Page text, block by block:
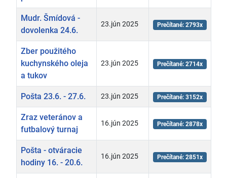
Mudr. Šmídová -
dovolenka 24.6.
23.jún 2025 Prečítané: 2793x
Zber použitého
kuchynského oleja
a tukov
23.jún 2025 Prečítané: 2714x
Pošta 23.6. - 27.6. 23.jún 2025 Prečítané: 3152x
Zraz veteránov a
futbalový turnaj
16.jún 2025 Prečítané: 2878x
Pošta - otváracie
hodiny 16. - 20.6.
16.jún 2025 Prečítané: 2851x